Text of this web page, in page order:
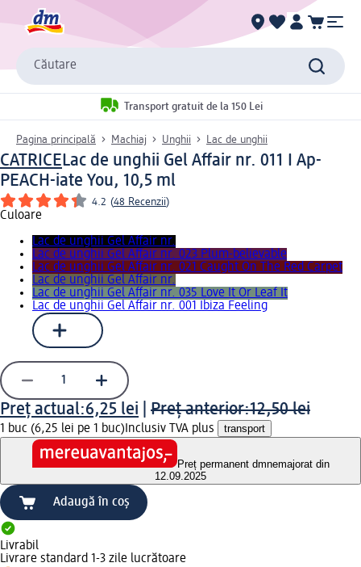
Căutare
Transport gratuit de la 150 Lei
Pagina principală Machiaj Unghii Lac de unghii
CATRICELac de unghii Gel Affair nr. 011 I Ap-
PEACH-iate You, 10,5 ml
4.2 (48 Recenzii)
Culoare
Lac de unghii Gel Affair nr.
Lac de unghii Gel Affair nr. 023 Plum-believable
Lac de unghii Gel Affair nr. 021 Caught On The Red Carpet
Lac de unghii Gel Affair nr.
Lac de unghii Gel Affair nr. 035 Love It Or Leaf It
Lac de unghii Gel Affair nr. 001 Ibiza Feeling
Preț actual:6,25 lei Preț anterior:12,50 lei
1 buc (6,25 lei pe 1 buc) Inclusiv TVA plus transport
Preț permanent dmnemajorat din
12.09.2025
Adaugă în coș
Livrabil
Livrare standard 1-3 zile lucrătoare